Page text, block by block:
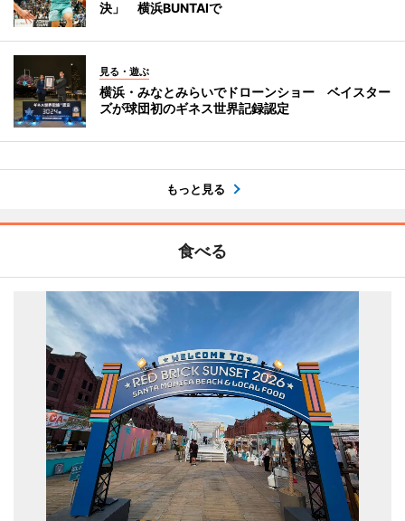
決」 横浜BUNTAIで
見る・遊ぶ
横浜・みなとみらいでドローンショー ベイスター
ズが球団初のギネス世界記録認定
もっと見る
食べる